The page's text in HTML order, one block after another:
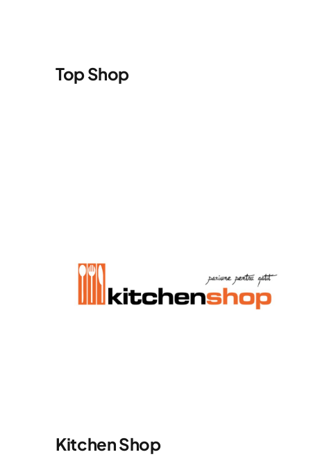
Top Shop
Kitchen Shop